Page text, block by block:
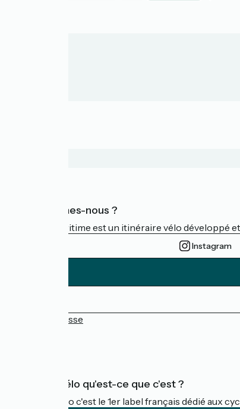
Qui sommes-nous ?
La Vélomaritime est un itinéraire vélo
Instagram
Espace Presse
Accueil Vélo qu'est-ce que c'est ?
Accueil Vélo c'est le 1er label français dédié aux